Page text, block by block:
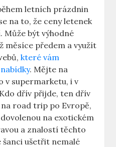
letních prázdnin
na to, že ceny letenek
Může být výhodné
měsíce předem a využít
které vám
. Mějte na
v supermarketu, i v
dřív přijde, ten dřív
na road trip po Evropě,
na exotickém
a znalostí těchto
ušetřit nemalé